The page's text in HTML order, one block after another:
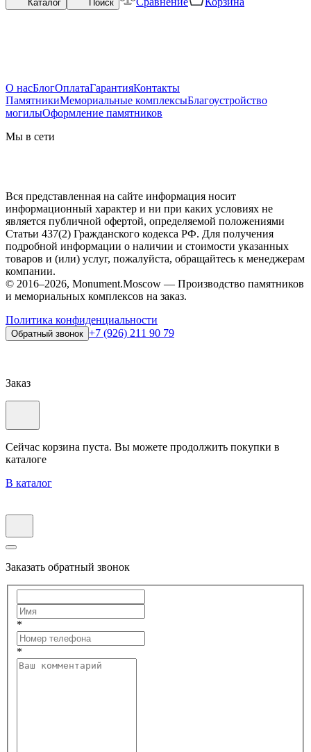
Каталог Поиск
О насБлогОплатаГарантияКонтакты
ПамятникиМемориальные комплексыБлагоустройство
могилыОформление памятников
Мы в сети
Вся представленная на сайте информация носит
информационный характер и ни при каких условиях не
является публичной офертой, определяемой положениями
Статьи 437(2) Гражданского кодекса РФ. Для получения
подробной информации о наличии и стоимости указанных
товаров и (или) услуг, пожалуйста, обращайтесь к менеджерам
компании.
© 2016–2026, Monument.Moscow — Производство памятников
и мемориальных комплексов на заказ.
Политика конфиденциальности
Обратный звонок +7 (926) 211 90 79
Заказ
Сейчас корзина пуста. Вы можете продолжить покупки в
каталоге
В каталог
Заказать обратный звонок
*
*